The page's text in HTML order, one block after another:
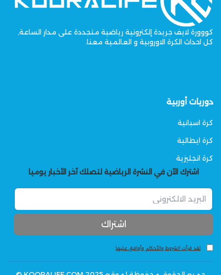
كووورة لايف جريدة إلكترونية رياضية متجددة على مدار الساعة,
كل احداث الكرة الاوروبية و العالمية معنا.
دوريات أوربية
كرة اسبانية
كرة ايطالية
كرة انجليزية
اشترك الآن في النشرة الرياضية لتصلك آخر الأخبار يوميا
لقد قرأت الشروط والأحكام وأوافق عليها